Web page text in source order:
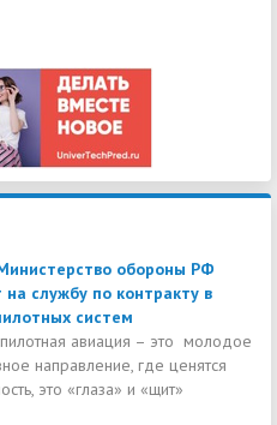
обороны РФ
на службу по контракту в
систем
авиация – это молодое
направление, где ценятся
это «глаза» и «щит»